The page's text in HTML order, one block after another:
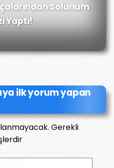
Solunum
Yaptı!
ilk yorum yapan
Gerekli